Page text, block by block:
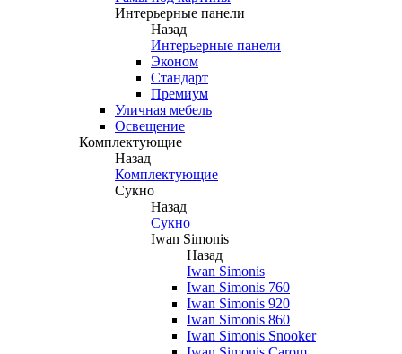
Интерьерные панели
Назад
Интерьерные панели
Эконом
Стандарт
Премиум
Уличная мебель
Освещение
Комплектующие
Назад
Комплектующие
Сукно
Назад
Сукно
Iwan Simonis
Назад
Iwan Simonis
Iwan Simonis 760
Iwan Simonis 920
Iwan Simonis 860
Iwan Simonis Snooker